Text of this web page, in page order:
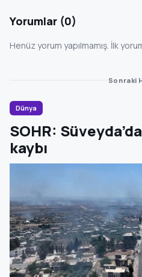
Yorumlar (0)
Henüz yorum yapılmamış. İlk
Sonraki
Dünya
SOHR:
kaybı